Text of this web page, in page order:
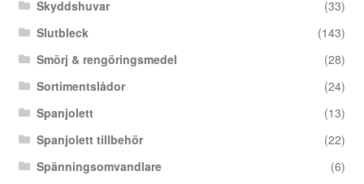
Skyddshuvar
(33)
Slutbleck
(143)
Smörj & rengöringsmedel
(28)
Sortimentslådor
(24)
Spanjolett
(13)
Spanjolett tillbehör
(22)
Spänningsomvandlare
(6)